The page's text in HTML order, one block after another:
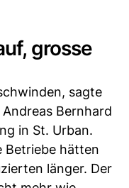
grosse
sagte
Bernhard
in St. Urban.
Betriebe hätten
länger. Der